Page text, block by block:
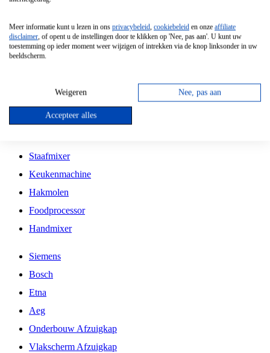
Vrijstaande Magnetron
Vrijstaande Kookplaat
Inbouw Gaskookplaat
Inbouw Keramische Kookplaat
Kookplaat Accessoires
Staafmixer
Keukenmachine
Hakmolen
Foodprocessor
Handmixer
Siemens
Bosch
Etna
Aeg
Onderbouw Afzuigkap
Vlakscherm Afzuigkap
Meer informatie kunt u lezen in ons privacybeleid, cookiebeleid en onze affiliate
disclaimer, of opent u de instellingen door te klikken op 'Nee, pas aan'. U kunt uw
toestemming op ieder moment weer wijzigen of intrekken via de knop linksonder in uw
beeldscherm.
Weigeren Nee, pas aan
Accepteer alles